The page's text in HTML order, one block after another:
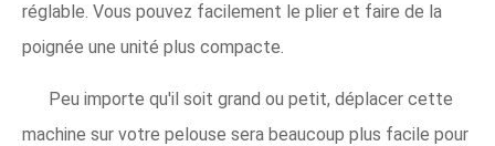
réglable. Vous pouvez facilement le plier et faire de la
poignée une unité plus compacte.
Peu importe qu'il soit grand ou petit, déplacer cette
machine sur votre pelouse sera beaucoup plus facile pour